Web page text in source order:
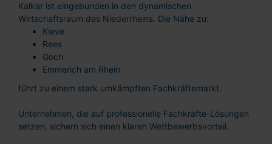
Kalkar ist eingebunden in den dynamischen
Wirtschaftsraum des Niederrheins. Die Nähe zu:
Kleve
Rees
Goch
Emmerich am Rhein
führt zu einem stark umkämpften Fachkräftemarkt.
Unternehmen, die auf professionelle Fachkräfte-Lösungen
setzen, sichern sich einen klaren Wettbewerbsvorteil.